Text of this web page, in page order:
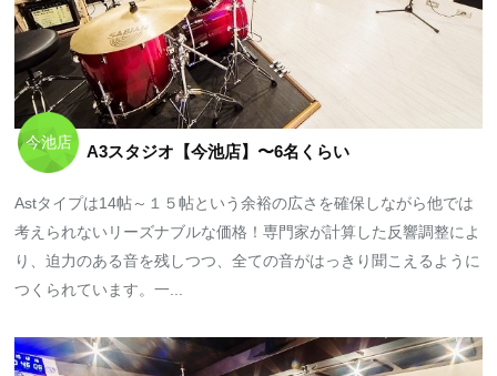
今池店 A3スタジオ【今池店】〜6名くらい
Astタイプは14帖～１５帖という余裕の広さを確保しながら他では
考えられないリーズナブルな価格！専門家が計算した反響調整によ
り、迫力のある音を残しつつ、全ての音がはっきり聞こえるように
つくられています。一...